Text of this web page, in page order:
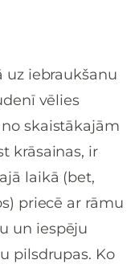
uz iebraukšanu
vēlies
skaistākajām
krāsainas, ir
laikā (bet,
priecē ar rāmu
un iespēju
pilsdrupas. Ko